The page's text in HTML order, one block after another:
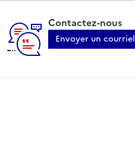
Contactez-nous
Envoyer un courriel